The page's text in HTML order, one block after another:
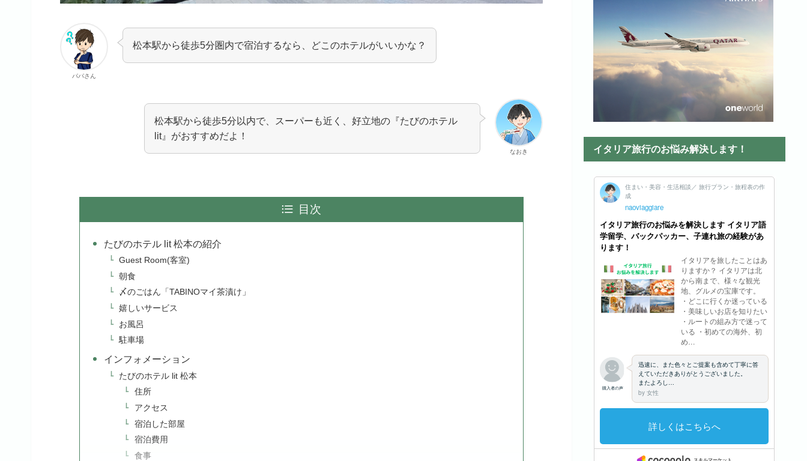
パパさん
松本駅から徒歩5分圏内で宿泊するなら、どこのホテルがいいかな？
なおき
松本駅から徒歩5分以内で、スーパーも近く、好立地の『たびのホテル
lit』がおすすめだよ！
目次
たびのホテル lit 松本の紹介
Guest Room(客室)
朝食
〆のごはん「TABINOマイ茶漬け」
嬉しいサービス
お風呂
駐車場
インフォメーション
たびのホテル lit 松本
住所
アクセス
宿泊した部屋
宿泊費用
食事
イタリア旅行のお悩み解決します！